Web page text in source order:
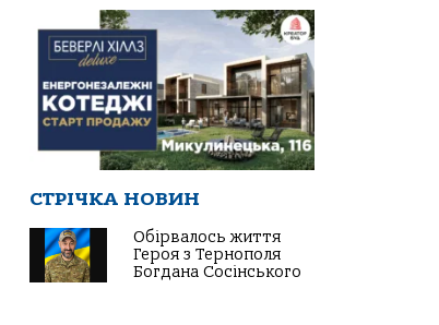
СТРІЧКА НОВИН
Обірвалось життя
Героя з Тернополя
Богдана Сосінського